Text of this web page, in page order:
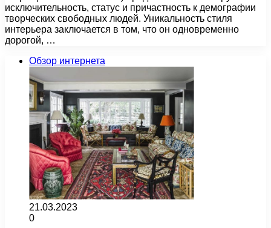
исключительность, статус и причастность к демографии
творческих свободных людей. Уникальность стиля
интерьера заключается в том, что он одновременно
дорогой, …
Обзор интернета
21.03.2023
0